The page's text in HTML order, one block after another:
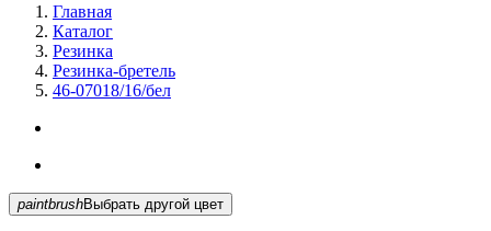
Главная
Каталог
Резинка
Резинка-бретель
46-07018/16/бел
paintbrush Выбрать другой цвет